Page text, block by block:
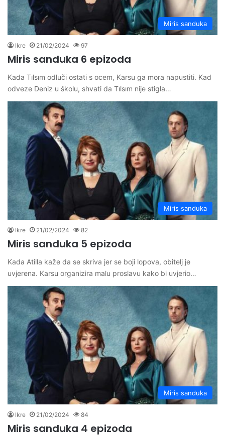
Miris sanduka
Ikre 21/02/2024 97
Miris sanduka 6 epizoda
Kada Tılsım odluči ostati s ocem, Karsu ga mora napustiti. Kad
odveze Deniz u školu, shvati da Tılsım nije stigla…
Miris sanduka
Ikre 21/02/2024 82
Miris sanduka 5 epizoda
Kada Atilla kaže da se skriva jer se boji lopova, obitelj je
uvjerena. Karsu organizira malu proslavu kako bi uvjerio…
Miris sanduka
Ikre 21/02/2024 84
Miris sanduka 4 epizoda